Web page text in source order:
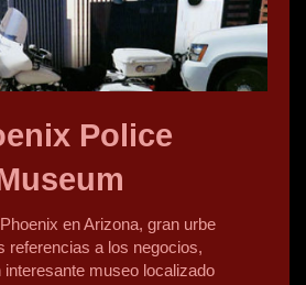
Police
en Arizona, gran urbe
referencias a los negocios,
interesante museo localizado